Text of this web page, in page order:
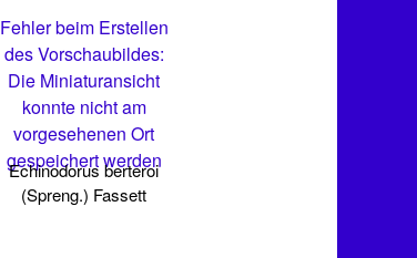
Fehler beim Erstellen
des Vorschaubildes:
Die Miniaturansicht
konnte nicht am
vorgesehenen Ort
gespeichert werden
Echinodorus berteroi
(Spreng.) Fassett